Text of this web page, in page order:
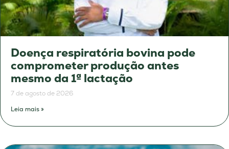
Doença respiratória bovina pode
comprometer produção antes
mesmo da 1ª lactação
7 de agosto de 2026
Leia mais »